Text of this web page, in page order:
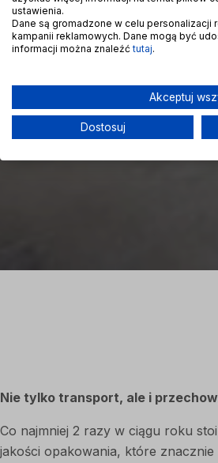
Nie tylko transport, ale i
Co najmniej 2 razy w ciągu roku
jakości opakowania, które
ustawienia.
Dane są gromadzone w celu personalizacji
kampanii reklamowych. Dane mogą być
informacji można znaleźćtutaj.
Akceptuj
Dostosuj